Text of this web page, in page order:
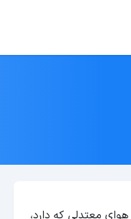
معتدلی که دارد،